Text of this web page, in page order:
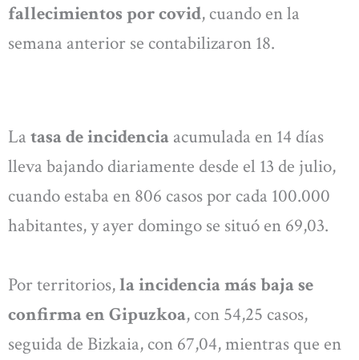
fallecimientos por covid, cuando en la
semana anterior se contabilizaron 18.
La tasa de incidencia acumulada en 14 días
lleva bajando diariamente desde el 13 de julio,
cuando estaba en 806 casos por cada 100.000
habitantes, y ayer domingo se situó en 69,03.
Por territorios,la incidencia más baja se
confirma en Gipuzkoa, con 54,25 casos,
seguida de Bizkaia, con 67,04, mientras que en